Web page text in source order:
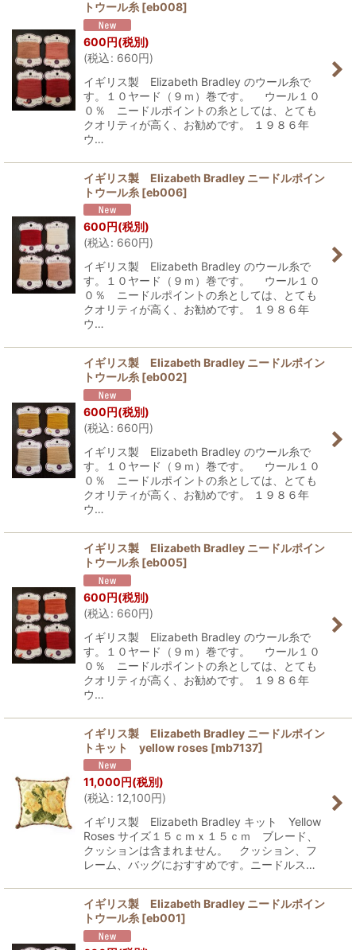
トウール糸 [eb008]
600円(税別)
(税込: 660円)
イギリス製 Elizabeth Bradley のウール糸で
す。１０ヤード（９ｍ）巻です。 ウール１０
０％ ニードルポイントの糸としては、とても
クオリティが高く、お勧めです。 １９８６年
ウ…
イギリス製 Elizabeth Bradley ニードルポイン
トウール糸 [eb006]
600円(税別)
(税込: 660円)
イギリス製 Elizabeth Bradley のウール糸で
す。１０ヤード（９ｍ）巻です。 ウール１０
０％ ニードルポイントの糸としては、とても
クオリティが高く、お勧めです。 １９８６年
ウ…
イギリス製 Elizabeth Bradley ニードルポイン
トウール糸 [eb002]
600円(税別)
(税込: 660円)
イギリス製 Elizabeth Bradley のウール糸で
す。１０ヤード（９ｍ）巻です。 ウール１０
０％ ニードルポイントの糸としては、とても
クオリティが高く、お勧めです。 １９８６年
ウ…
イギリス製 Elizabeth Bradley ニードルポイン
トウール糸 [eb005]
600円(税別)
(税込: 660円)
イギリス製 Elizabeth Bradley のウール糸で
す。１０ヤード（９ｍ）巻です。 ウール１０
０％ ニードルポイントの糸としては、とても
クオリティが高く、お勧めです。 １９８６年
ウ…
イギリス製 Elizabeth Bradley ニードルポイン
トキット yellow roses [mb7137]
11,000円(税別)
(税込: 12,100円)
イギリス製 Elizabeth Bradley キット Yellow
Roses サイズ１５ｃｍｘ１５ｃｍ ブレード、
クッションは含まれません。 クッション、フ
レーム、バッグにおすすめです。ニードルス…
イギリス製 Elizabeth Bradley ニードルポイン
トウール糸 [eb001]